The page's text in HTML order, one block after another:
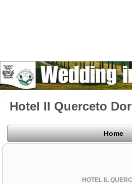
Hotel Il Querceto
Home
HOTEL IL